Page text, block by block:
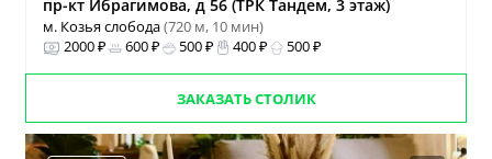
пр-кт Ибрагимова, д 56 (ТРК Тандем, 3 этаж)
м. Козья слобода(720 м, 10 мин)
2000 ₽
600 ₽ 500 ₽ 400 ₽ 500 ₽
ЗАКАЗАТЬ СТОЛИК